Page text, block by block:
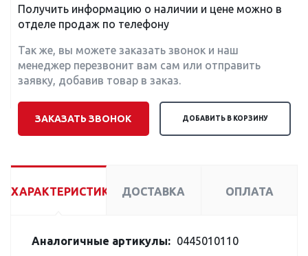
Получить информацию о наличии и цене можно в
отделе продаж по телефону
Так же, вы можете заказать звонок и наш
менеджер перезвонит вам сам или отправить
заявку, добавив товар в заказ.
ЗАКАЗАТЬ ЗВОНОК ДОБАВИТЬ В КОРЗИНУ
ХАРАКТЕРИСТИКИ ДОСТАВКА ОПЛАТА
Аналогичные артикулы: 0445010110